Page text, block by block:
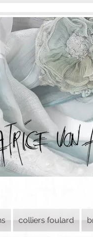
colliers foulard